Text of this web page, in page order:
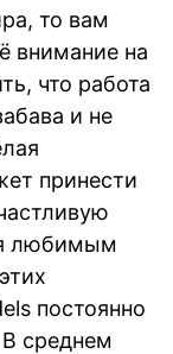
то вам
внимание на
что работа
и не
принести
любимым
постоянно
среднем